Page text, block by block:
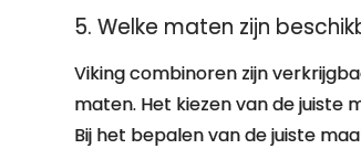
5. Welke maten zijn
Viking combinoren zijn
maten. Het kiezen van de
Bij het bepalen van de juiste